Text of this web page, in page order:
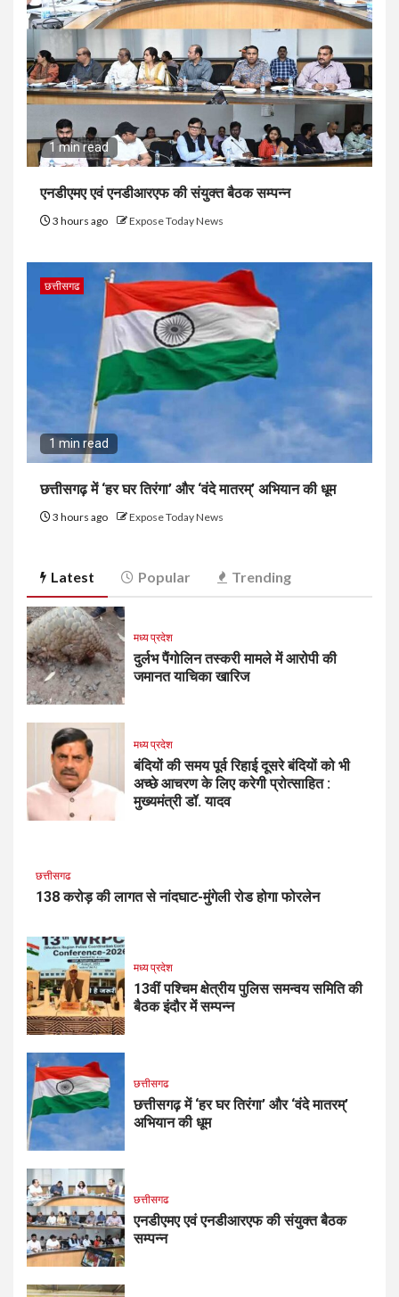
1 min read
एनडीएमए एवं एनडीआरएफ की संयुक्त बैठक सम्पन्न
3 hours ago Expose Today News
छत्तीसगढ
1 min read
छत्तीसगढ़ में ‘हर घर तिरंगा’ और ‘वंदे मातरम्’ अभियान की धूम
3 hours ago Expose Today News
Latest Popular Trending
मध्य प्रदेश
दुर्लभ पैंगोलिन तस्करी मामले में आरोपी की
जमानत याचिका खारिज
मध्य प्रदेश
बंदियों की समय पूर्व रिहाई दूसरे बंदियों को भी
अच्छे आचरण के लिए करेगी प्रोत्साहित :
मुख्यमंत्री डॉ. यादव
छत्तीसगढ
138 करोड़ की लागत से नांदघाट-मुंगेली रोड होगा फोरलेन
मध्य प्रदेश
13वीं पश्चिम क्षेत्रीय पुलिस समन्वय समिति की
बैठक इंदौर में सम्पन्न
छत्तीसगढ
छत्तीसगढ़ में ‘हर घर तिरंगा’ और ‘वंदे मातरम्’
अभियान की धूम
छत्तीसगढ
एनडीएमए एवं एनडीआरएफ की संयुक्त बैठक
सम्पन्न